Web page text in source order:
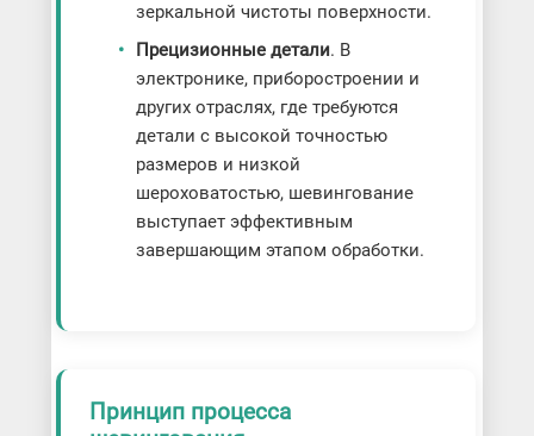
зеркальной чистоты поверхности.
Прецизионные детали. В
электронике, приборостроении и
других отраслях, где требуются
детали с высокой точностью
размеров и низкой
шероховатостью, шевингование
выступает эффективным
завершающим этапом обработки.
Принцип процесса